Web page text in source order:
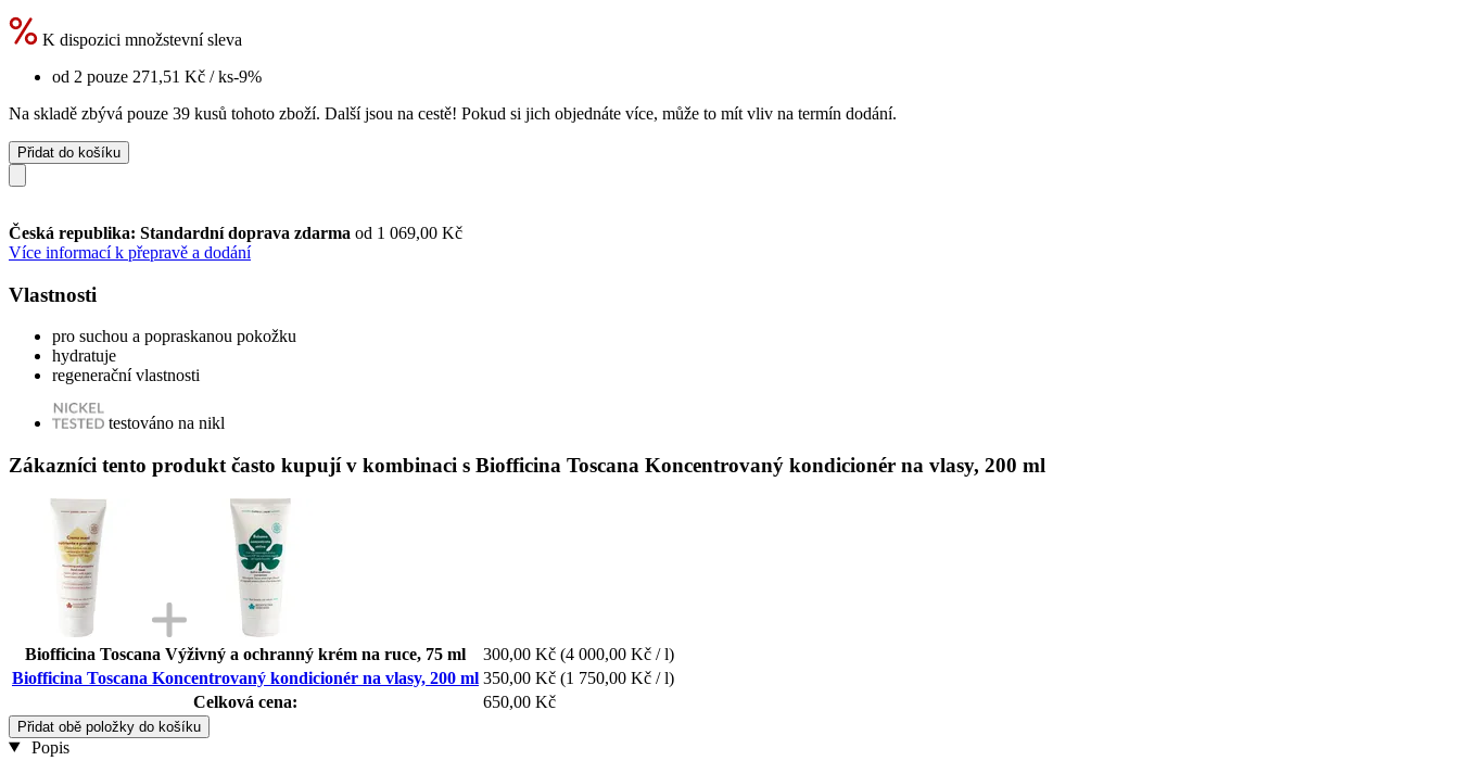
K dispozici množstevní sleva
od 2 pouze 271,51 Kč / ks-9%
Na skladě zbývá pouze 39 kusů tohoto zboží. Další jsou na cestě! Pokud si jich objednáte více, může to mít vliv na termín dodání.
Přidat do košíku
Česká republika: Standardní doprava zdarma od 1 069,00 Kč
Více informací k přepravě a dodání
Vlastnosti
pro suchou a popraskanou pokožku
hydratuje
regenerační vlastnosti
testováno na nikl
Zákazníci tento produkt často kupují v kombinaci s Biofficina Toscana Koncentrovaný kondicionér na vlasy, 200 ml
Biofficina Toscana Výživný a ochranný krém na ruce, 75 ml 300,00 Kč (4 000,00 Kč / l)
Biofficina Toscana Koncentrovaný kondicionér na vlasy, 200 ml 350,00 Kč (1 750,00 Kč / l)
Celková cena:
650,00 Kč
Přidat obě položky do košíku
Popis